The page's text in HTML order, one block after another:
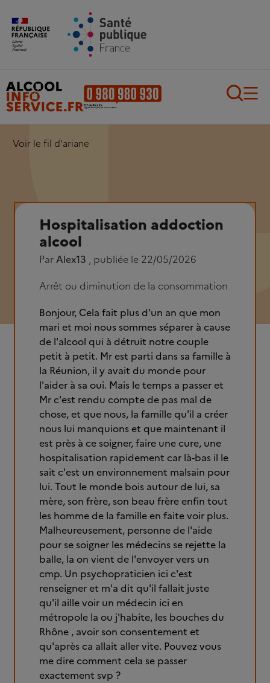
Aller au contenu principal
Voir le fil d'ariane
Hospitalisation addoction
alcool
ParAlex13 , publiée le 22/05/2026
Arrêt ou diminution de la consommation
Bonjour, Cela fait plus d'un an que mon
mari et moi nous sommes séparer à cause
de l'alcool qui à détruit notre couple
petit à petit. Mr est parti dans sa famille à
la Réunion, il y avait du monde pour
l'aider à sa oui. Mais le temps a passer et
Mr c'est rendu compte de pas mal de
chose, et que nous, la famille qu'il a créer
nous lui manquions et que maintenant il
est près à ce soigner, faire une cure, une
hospitalisation rapidement car là-bas il le
sait c'est un environnement malsain pour
lui. Tout le monde bois autour de lui, sa
mère, son frère, son beau frère enfin tout
les homme de la famille en faite voir plus.
Malheureusement, personne de l'aide
pour se soigner les médecins se rejette la
balle, la on vient de l'envoyer vers un
cmp. Un psychopraticien ici c'est
renseigner et m'a dit qu'il fallait juste
qu'il aille voir un médecin ici en
métropole la ou j'habite, les bouches du
Rhône , avoir son consentement et
qu'après ca allait aller vite. Pouvez vous
me dire comment cela se passer
exactement svp ?